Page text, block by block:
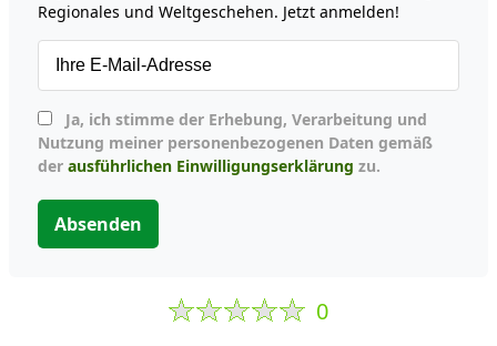
Regionales und Weltgeschehen. Jetzt anmelden!
Nutzung meiner personenbezogenen Daten gemäß
der ausführlichen Einwilligungserklärung zu.
Absenden
0